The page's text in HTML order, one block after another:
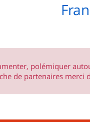
polémiquer
de partenaires merci